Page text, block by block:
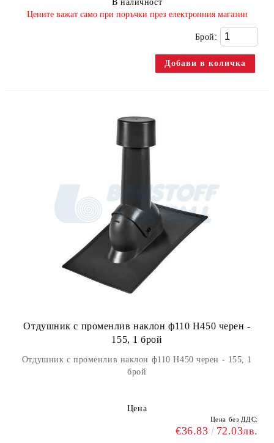
В наличност
​Цените важат само при поръчки през електронния магазин
Брой:
Отдушник с променлив наклон ф110 H450 черен -
155, 1 брой
Отдушник с променлив наклон ф110 H450 черен - 155, 1
брой
Цена
Цена без ДДС:
€36.83 72.03лв.